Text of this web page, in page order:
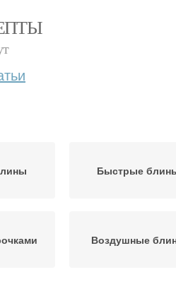
Быстрые
Воздушные